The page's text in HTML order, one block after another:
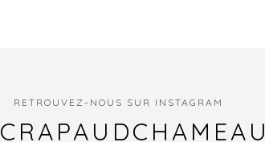
RETROUVEZ-NOUS SUR INSTAGRAM
CRAPAUDCHAMEAU